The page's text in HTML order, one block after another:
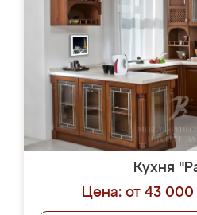
Кухня
Цена: от 43 000